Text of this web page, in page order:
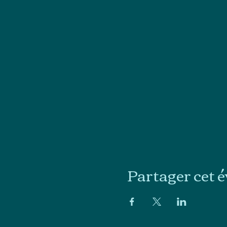
Partager cet